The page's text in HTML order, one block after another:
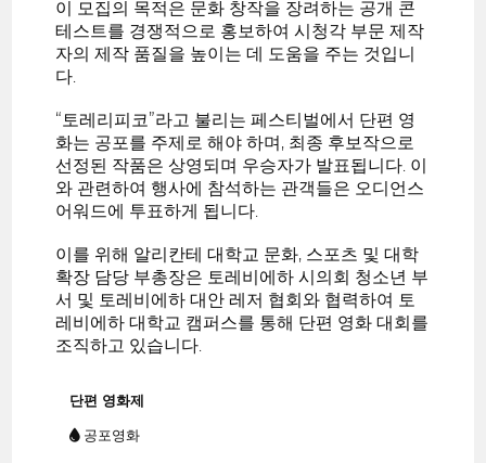
이 모집의 목적은 문화 창작을 장려하는 공개 콘
테스트를 경쟁적으로 홍보하여 시청각 부문 제작
자의 제작 품질을 높이는 데 도움을 주는 것입니
다.
“토레리피코”라고 불리는 페스티벌에서 단편 영
화는 공포를 주제로 해야 하며, 최종 후보작으로
선정된 작품은 상영되며 우승자가 발표됩니다. 이
와 관련하여 행사에 참석하는 관객들은 오디언스
어워드에 투표하게 됩니다.
이를 위해 알리칸테 대학교 문화, 스포츠 및 대학
확장 담당 부총장은 토레비에하 시의회 청소년 부
서 및 토레비에하 대안 레저 협회와 협력하여 토
레비에하 대학교 캠퍼스를 통해 단편 영화 대회를
조직하고 있습니다.
단편 영화제
공포영화